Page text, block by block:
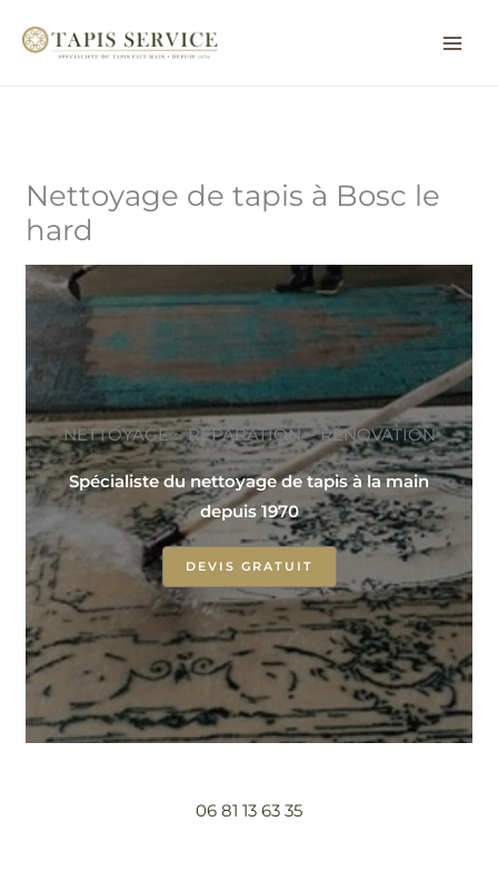
Nettoyage de tapis à Bosc le
hard
NETTOYAGE ~ RÉPARATION ~ RÉNOVATION
Spécialiste du nettoyage de tapis à la main
depuis 1970
DEVIS GRATUIT
06 81 13 63 35